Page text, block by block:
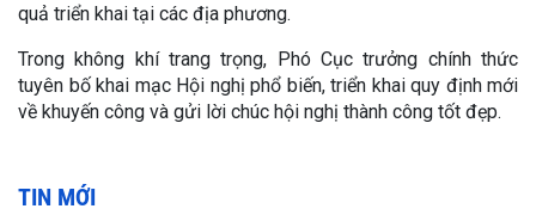
quả triển khai tại các địa phương.
Trong không khí trang trọng, Phó Cục trưởng chính thức
tuyên bố khai mạc Hội nghị phổ biến, triển khai quy định mới
về khuyến công và gửi lời chúc hội nghị thành công tốt đẹp.
TIN MỚI